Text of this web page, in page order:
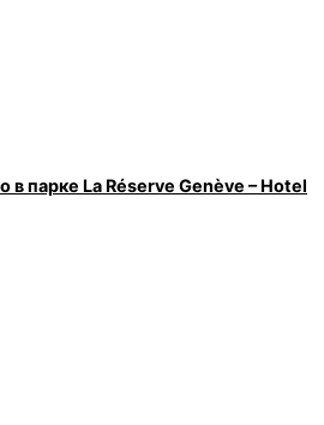
в парке La Réserve Genève – Hotel